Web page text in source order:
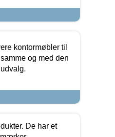
kontormøbler til
og med den
De har et